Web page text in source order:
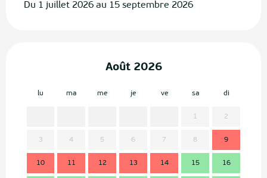
Du 1 juillet 2026 au 15 septembre 2026
Août 2026
lu ma me je ve sa di
1 2
3 4 5 6 7 8 9
10 11 12 13 14 15 16